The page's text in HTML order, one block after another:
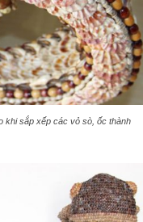
khi sắp xếp các vỏ sò, ốc thành